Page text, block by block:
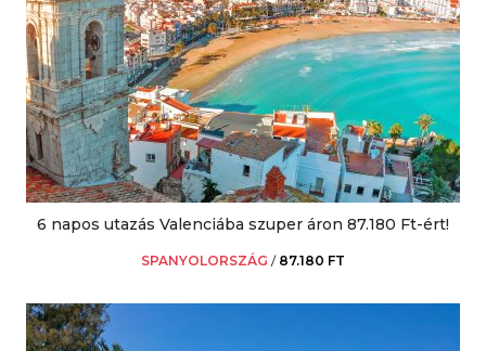
6 napos utazás Valenciába szuper áron 87.180 Ft-ért!
SPANYOLORSZÁG / 87.180 FT